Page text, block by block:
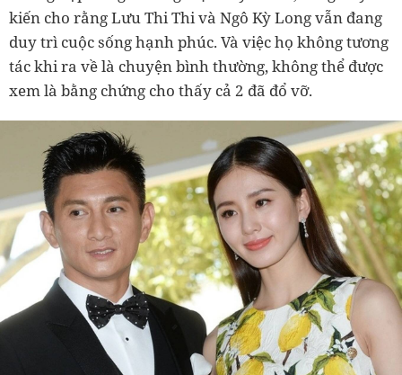
kiến cho rằng Lưu Thi Thi và Ngô Kỳ Long vẫn đang
duy trì cuộc sống hạnh phúc. Và việc họ không tương
tác khi ra về là chuyện bình thường, không thể được
xem là bằng chứng cho thấy cả 2 đã đổ vỡ.